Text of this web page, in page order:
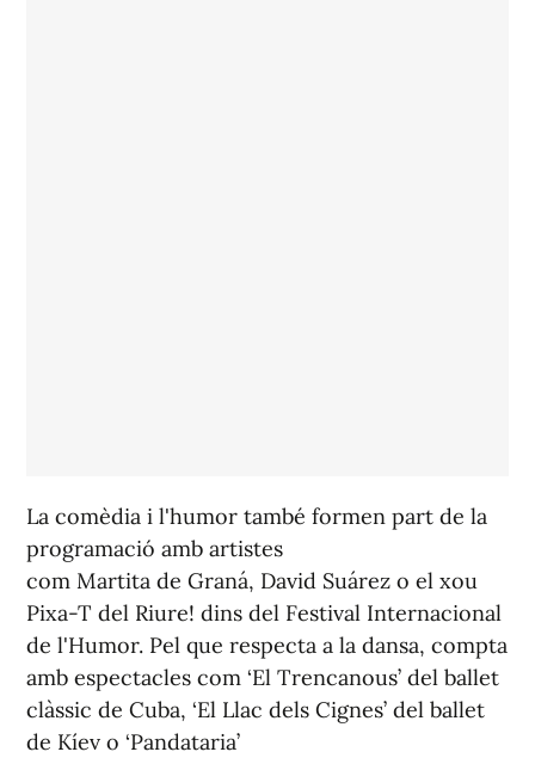
La comèdia i l'humor també formen part de la
programació amb artistes
com Martita de Graná, David Suárez o el xou
Pixa-T del Riure! dins del Festival Internacional
de l'Humor. Pel que respecta a la dansa, compta
amb espectacles com ‘El Trencanous’ del ballet
clàssic de Cuba, ‘El Llac dels Cignes’ del ballet
de Kíev o ‘Pandataria’